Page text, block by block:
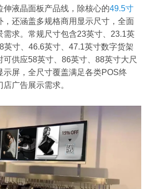
伸液晶面板产品线，除核心的49.5寸
，还涵盖多规格商用显示尺寸，全面
需求。常规尺寸包含23英寸、23.1英
英寸、46.6英寸、47.1英寸数字货架
可供应58英寸、86英寸、88英寸大尺
示屏，全尺寸覆盖满足各类POS终
广告展示需求。